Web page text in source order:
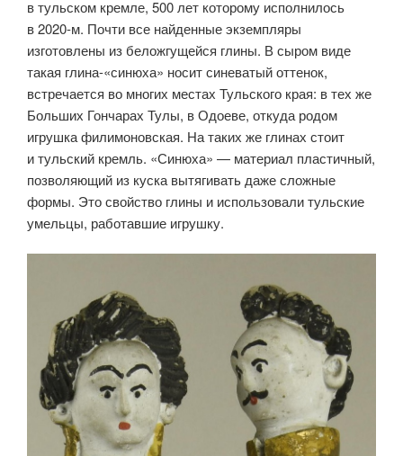
в тульском кремле, 500 лет которому исполнилось
в 2020-м. Почти все найденные экземпляры
изготовлены из беложгущейся глины. В сыром виде
такая глина-«синюха» носит синеватый оттенок,
встречается во многих местах Тульского края: в тех же
Больших Гончарах Тулы, в Одоеве, откуда родом
игрушка филимоновская. На таких же глинах стоит
и тульский кремль. «Синюха» — материал пластичный,
позволяющий из куска вытягивать даже сложные
формы. Это свойство глины и использовали тульские
умельцы, работавшие игрушку.